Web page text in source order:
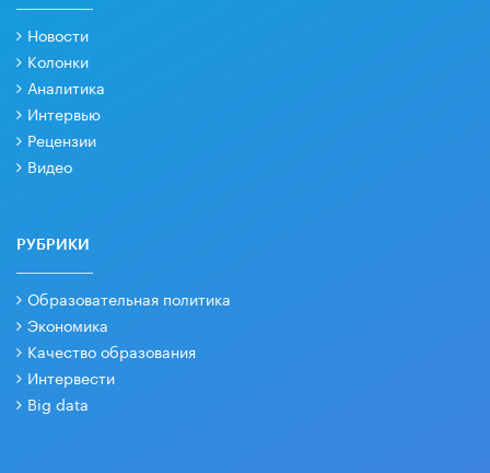
Новости
Колонки
Аналитика
Интервью
Рецензии
Видео
РУБРИКИ
Образовательная политика
Экономика
Качество образования
Интервести
Big data